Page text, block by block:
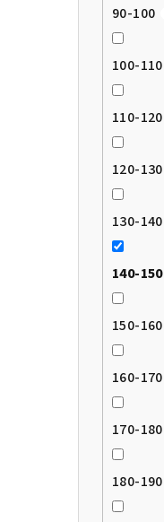
90-100
100-110
110-120
120-130
130-140
140-150
150-160
160-170
170-180
180-190